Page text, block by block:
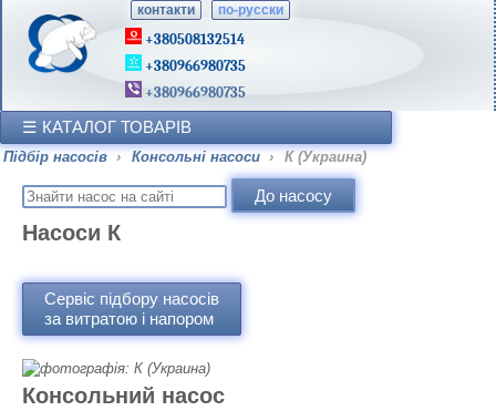
контакти по-русски
+380508132514
+380966980735
+380966980735
КАТАЛОГ ТОВАРІВ
Підбір насосів › Консольні насоси › К (Украина)
Насоси К
Сервіс підбору насосів
за витратою і напором
Консольний насос